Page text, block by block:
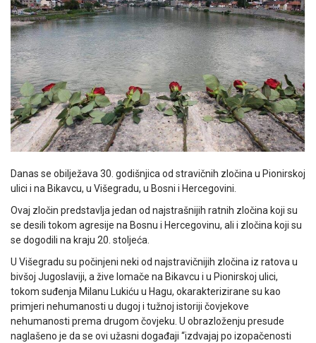
Danas se obilježava 30. godišnjica od stravičnih zločina u Pionirskoj
ulici i na Bikavcu, u Višegradu, u Bosni i Hercegovini.
Ovaj zločin predstavlja jedan od najstrašnijih ratnih zločina koji su
se desili tokom agresije na Bosnu i Hercegovinu, ali i zločina koji su
se dogodili na kraju 20. stoljeća.
U Višegradu su počinjeni neki od najstravičnijih zločina iz ratova u
bivšoj Jugoslaviji, a žive lomače na Bikavcu i u Pionirskoj ulici,
tokom suđenja Milanu Lukiću u Hagu, okarakterizirane su kao
primjeri nehumanosti u dugoj i tužnoj istoriji čovjekove
nehumanosti prema drugom čovjeku. U obrazloženju presude
naglašeno je da se ovi užasni događaji “izdvajaj po izopačenosti